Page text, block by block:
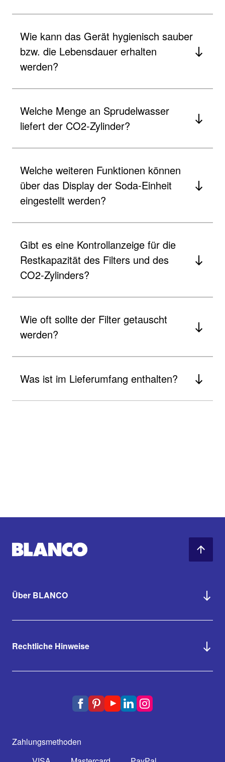
Wie kann das Gerät hygienisch sauber
bzw. die Lebensdauer erhalten
werden?​ ​
Welche Menge an Sprudelwasser
liefert der CO2-Zylinder?
Welche weiteren Funktionen können
über das Display der Soda-Einheit
eingestellt werden?​
Gibt es eine Kontrollanzeige für die
Restkapazität des Filters und des
CO2-Zylinders?​
Wie oft sollte der Filter getauscht
werden?​
Was ist im Lieferumfang enthalten? ​
Über BLANCO
Rechtliche Hinweise
Zahlungsmethoden